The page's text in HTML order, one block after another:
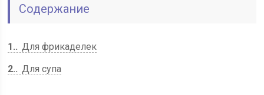
Содержание
1.
Для фрикаделек
2.
Для супа